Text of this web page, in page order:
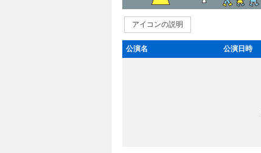
アイコンの説明
公演名 公演日時